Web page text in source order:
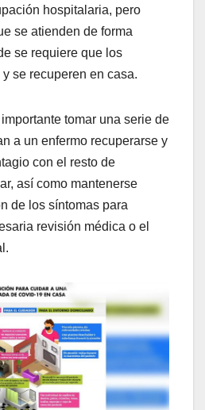
hospitalaria, pero
se atienden de forma
se requiere que los
se recuperen en casa.
tomar una serie de
a un enfermo recuperarse y
con el resto de
así como mantenerse
de los síntomas para
revisión médica o el